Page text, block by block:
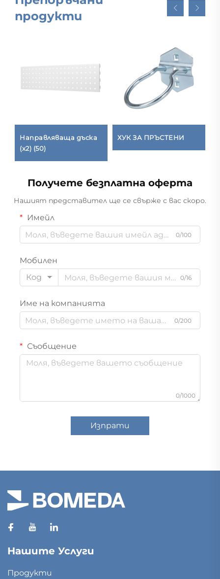
продукти
Направляваща дъска
(x2) (50)
ХУК ЗА ПРЪСТЕНИ
Получете безплатна оферта
Нашият представител ще се свърже с вас скоро.
Имейл
0/100
Мобилен
Код
0/16
Име на компанията
0/200
Съобщение
0/1000
Изпрати
Нашите Услуги
Продукти